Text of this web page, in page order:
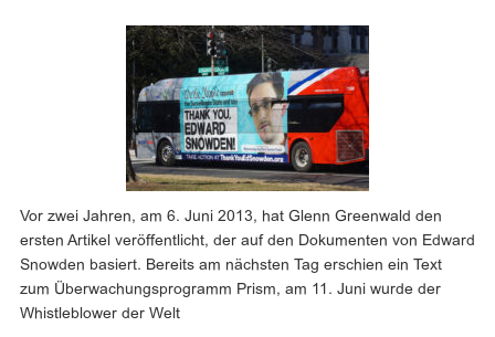
Vor zwei Jahren, am 6. Juni 2013, hat Glenn Greenwald den
ersten Artikel veröffentlicht, der auf den Dokumenten von Edward
Snowden basiert. Bereits am nächsten Tag erschien ein Text
zum Überwachungsprogramm Prism, am 11. Juni wurde der
Whistleblower der Welt